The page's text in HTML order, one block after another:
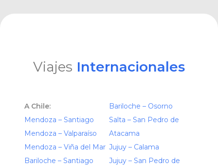
Viajes Internacionales
A Chile:
Mendoza – Santiago
Mendoza – Valparaíso
Mendoza – Viña del Mar
Bariloche – Santiago
Bariloche – Osorno
Salta – San Pedro de
Atacama
Jujuy – Calama
Jujuy – San Pedro de